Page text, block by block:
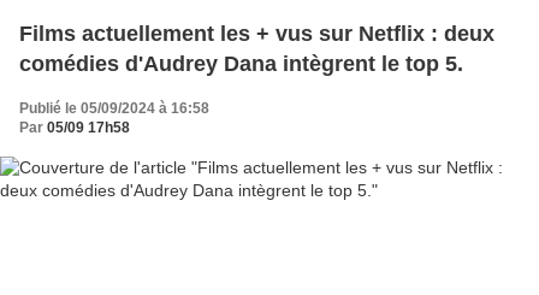
Films actuellement les + vus sur Netflix : deux
comédies d'Audrey Dana intègrent le top 5.
Publié le 05/09/2024 à 16:58
Par 05/09 17h58